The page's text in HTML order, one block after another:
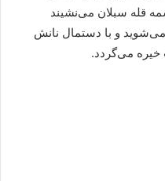
قله سبلان می‌نشیند
و با دستمال نانش
می‌گردد.